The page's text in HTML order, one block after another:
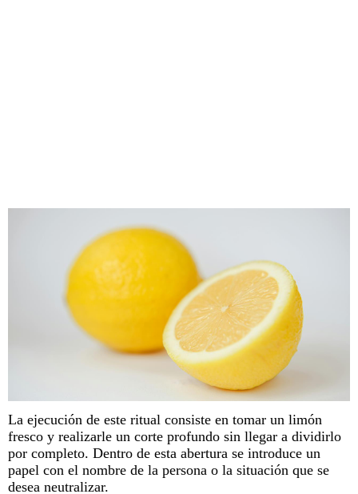
La ejecución de este ritual consiste en tomar un limón
fresco y realizarle un corte profundo sin llegar a dividirlo
por completo. Dentro de esta abertura se introduce un
papel con el nombre de la persona o la situación que se
desea neutralizar.